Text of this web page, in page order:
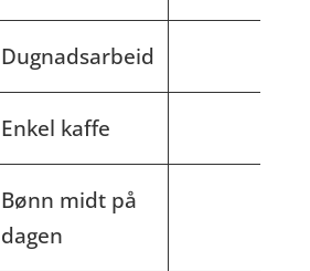
Dugnadsarbeid
Enkel kaffe
Bønn midt på
dagen